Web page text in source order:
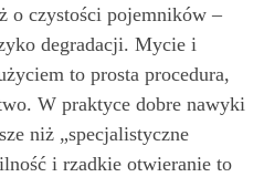
o czystości pojemników –
degradacji. Mycie i
to prosta procedura,
W praktyce dobre nawyki
niż „specjalistyczne
i rzadkie otwieranie to